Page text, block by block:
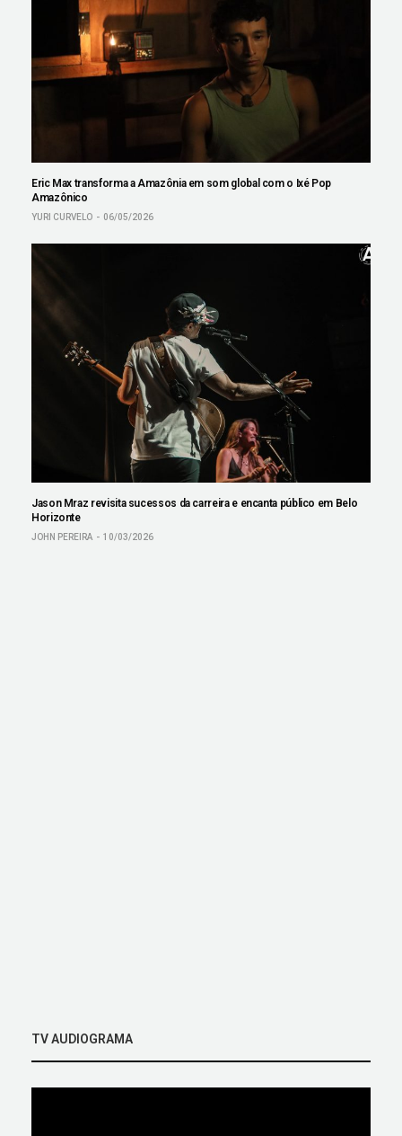
Eric Max transforma a Amazônia em som global com o Ixé Pop
Amazônico
YURI CURVELO 06/05/2026
Jason Mraz revisita sucessos da carreira e encanta público em Belo
Horizonte
JOHN PEREIRA 10/03/2026
TV AUDIOGRAMA